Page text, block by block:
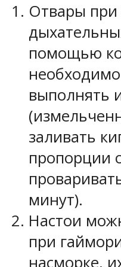
Отвары при
помощью
выполнять
заливать
пропорции
минут).
Настои
при
насморке,